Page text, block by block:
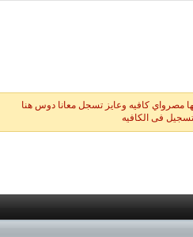
مصرواي كافيه وعايز تسجل معانا دوس هنا
فى الكافيه